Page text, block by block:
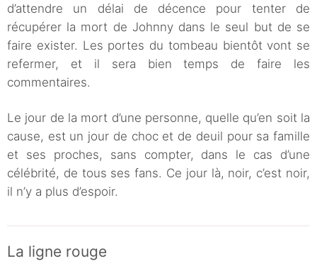
d’attendre un délai de décence pour tenter de
récupérer la mort de Johnny dans le seul but de se
faire exister. Les portes du tombeau bientôt vont se
refermer, et il sera bien temps de faire les
commentaires.
Le jour de la mort d’une personne, quelle qu’en soit la
cause, est un jour de choc et de deuil pour sa famille
et ses proches, sans compter, dans le cas d’une
célébrité, de tous ses fans. Ce jour là, noir, c’est noir,
il n’y a plus d’espoir.
La ligne rouge